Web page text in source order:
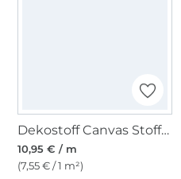
Dekostoff Canvas Stoff uni, ecru
10,95 € / m
(7,55 € / 1 m²)